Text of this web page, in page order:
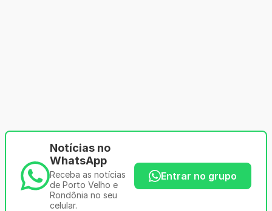
Notícias no
WhatsApp
Receba as notícias
de Porto Velho e
Rondônia no seu
celular.
Entrar no grupo